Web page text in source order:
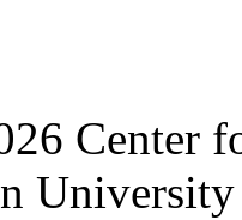
Center
University